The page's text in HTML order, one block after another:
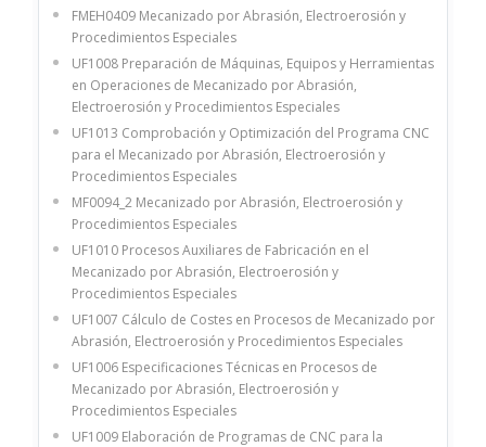
FMEH0409 Mecanizado por Abrasión, Electroerosión y
Procedimientos Especiales
UF1008 Preparación de Máquinas, Equipos y Herramientas
en Operaciones de Mecanizado por Abrasión,
Electroerosión y Procedimientos Especiales
UF1013 Comprobación y Optimización del Programa CNC
para el Mecanizado por Abrasión, Electroerosión y
Procedimientos Especiales
MF0094_2 Mecanizado por Abrasión, Electroerosión y
Procedimientos Especiales
UF1010 Procesos Auxiliares de Fabricación en el
Mecanizado por Abrasión, Electroerosión y
Procedimientos Especiales
UF1007 Cálculo de Costes en Procesos de Mecanizado por
Abrasión, Electroerosión y Procedimientos Especiales
UF1006 Especificaciones Técnicas en Procesos de
Mecanizado por Abrasión, Electroerosión y
Procedimientos Especiales
UF1009 Elaboración de Programas de CNC para la